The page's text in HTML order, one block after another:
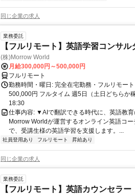
同じ企業の求人
業務委託
【フルリモート】英語学習コンサル
(株)Morrow World
月給300,000円～500,000円
フルリモート
勤務時間・曜日: 完全在宅勤務・フルリモー
500,000円 フルタイム 週5日（土日どちらか
18:30
仕事内容: ▼AIで翻訳できる時代に、英語教
Morrow Worldが運営するオンライン英語コー
で、受講生様の英語学習を支援します。...
社員登用あり フルリモート 昇給あり
同じ企業の求人
業務委託
【フルリモート】英語カウンセラー